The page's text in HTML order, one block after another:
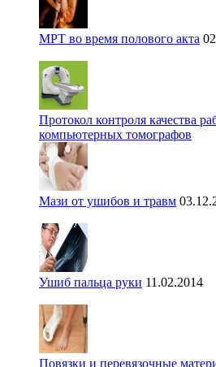
МРТ во время полового акта
Протокол контроля качества
компьютерных томографов
Мази от ушибов и травм
Ушиб пальца руки 11.02.2014
Повязки и перевязочные